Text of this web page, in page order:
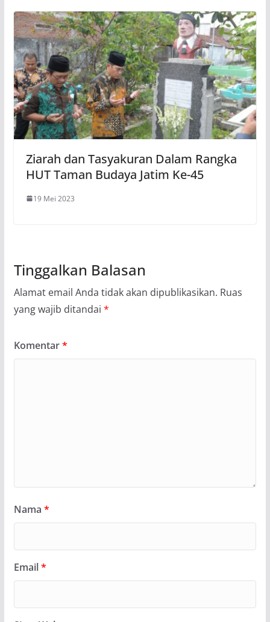
Ziarah dan Tasyakuran Dalam Rangka
HUT Taman Budaya Jatim Ke-45
19 Mei 2023
Tinggalkan Balasan
Alamat email Anda tidak akan dipublikasikan. Ruas
yang wajib ditandai *
Komentar*
Nama *
Email*